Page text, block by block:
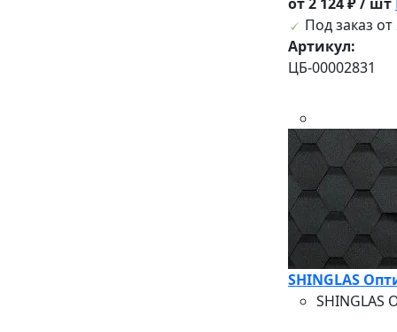
Под заказ от
Артикул:
ЦБ-00002831
SHINGLAS
SHINGLAS